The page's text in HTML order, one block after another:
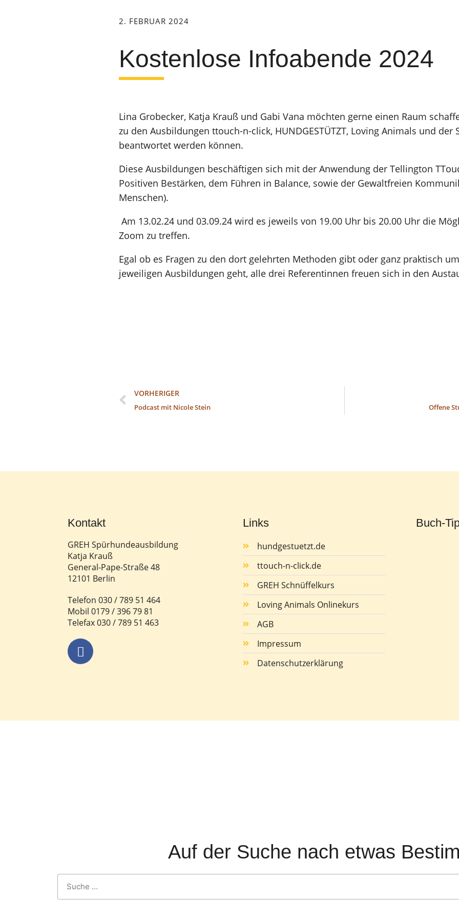
2. FEBRUAR 2024
Kostenlose Infoabende 2024
Lina Grobecker, Katja Krauß und Gabi Vana möchten gerne einen Raum
zu den Ausbildungen ttouch-n-click, HUNDGESTÜTZT, Loving Animals und
beantwortet werden können.
Diese Ausbildungen beschäftigen sich mit der Anwendung der Tellington
Positiven Bestärken, dem Führen in Balance, sowie der Gewaltfreien
Menschen).
Am 13.02.24 und 03.09.24 wird es jeweils von 19.00 Uhr bis 20.00 Uhr die
Zoom zu treffen.
Egal ob es Fragen zu den dort gelehrten Methoden gibt oder ganz praktisch
jeweiligen Ausbildungen geht, alle drei Referentinnen freuen sich in den
VORHERIGER
Podcast mit Nicole Stein Offene
Kontakt
GREH Spürhundeausbildung
Katja Krauß
General-Pape-Straße 48
12101 Berlin
Telefon 030 / 789 51 464
Mobil 0179 / 396 79 81
Telefax 030 / 789 51 463
Links
hundgestuetzt.de
ttouch-n-click.de
GREH Schnüffelkurs
Loving Animals Onlinekurs
AGB
Impressum
Datenschutzerklärung
Buch-
Auf der Suche nach etwas